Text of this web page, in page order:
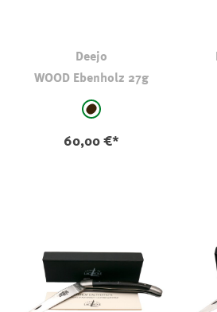
Deejo
WOOD Ebenholz 27g
auswählen
schwarz-braun
60,00 €*